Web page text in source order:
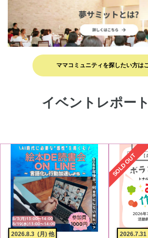
ママコミュニティを探したい方は
イベントレポー
2026.8.3 (月) 他
SOLD OUT
2026.7.31